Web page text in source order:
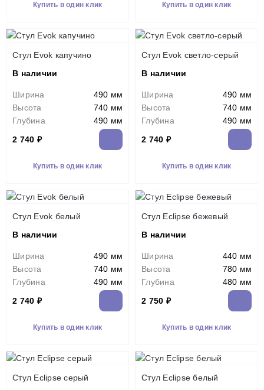
Купить в один клик Купить в один клик
Стул Evok капучино
В наличии
Ширина
490 мм
Высота
740 мм
Глубина
490 мм
2 740 ₽
Купить в один клик
Стул Evok светло-серый
В наличии
Ширина
490 мм
Высота
740 мм
Глубина
490 мм
2 740 ₽
Купить в один клик
Стул Evok белый
В наличии
Ширина
490 мм
Высота
740 мм
Глубина
490 мм
2 740 ₽
Купить в один клик
Стул Eclipse бежевый
В наличии
Ширина
440 мм
Высота
780 мм
Глубина
480 мм
2 750 ₽
Купить в один клик
Стул Eclipse серый
Стул Eclipse белый